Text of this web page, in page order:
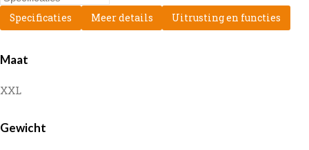
Specificaties Meer details Uitrusting en functies
Maat
XXL
Gewicht